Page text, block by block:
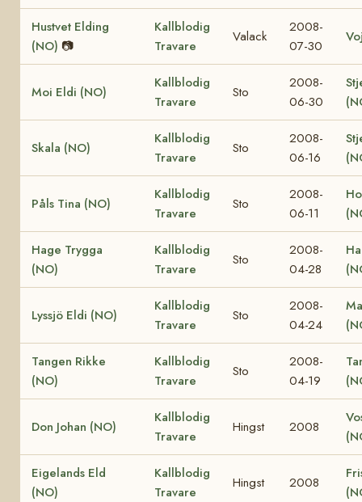
Hustvet Elding
(NO) 📷
Kallblodig
Travare
Valack
2008-
07-30
Moi Eldi (NO)
Kallblodig
Travare
Sto
2008-
06-30
Skala (NO)
Kallblodig
Travare
Sto
2008-
06-16
Påls Tina (NO)
Kallblodig
Travare
Sto
2008-
06-11
Hage Trygga
(NO)
Kallblodig
Travare
Sto
2008-
04-28
Lyssjö Eldi (NO)
Kallblodig
Travare
Sto
2008-
04-24
Tangen Rikke
(NO)
Kallblodig
Travare
Sto
2008-
04-19
Don Johan (NO)
Kallblodig
Travare
Hingst 2008
Eigelands Eld
(NO)
Kallblodig
Travare
Hingst 2008